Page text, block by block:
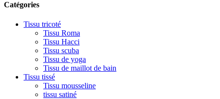
Catégories
Tissu tricoté
Tissu Roma
Tissu Hacci
Tissu scuba
Tissu de yoga
Tissu de maillot de bain
Tissu tissé
Tissu mousseline
tissu satiné